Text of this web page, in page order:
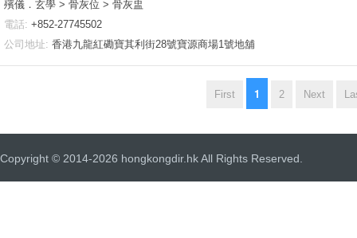
殯儀．玄學 > 骨灰位 > 骨灰盅
電話: +852-27745502
公司地址: 香港九龍紅磡寶其利街28號寶源商場1號地舖
First 1 2 Next
Copyright © 2014-2026 hongkongdir.hk All Rights Reserved.